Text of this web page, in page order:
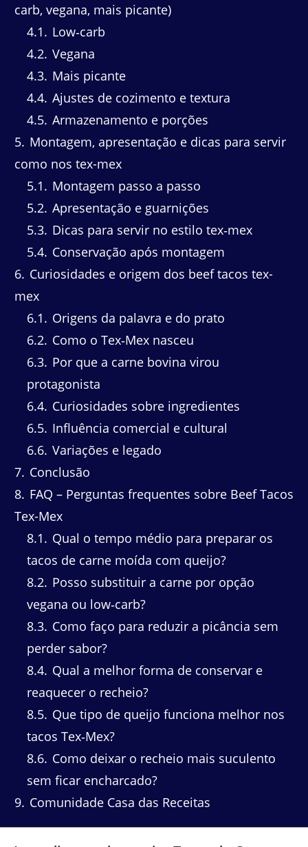
carb, vegana, mais picante)
4.1
Low‑carb
4.2 Vegana
4.3 Mais picante
4.4 Ajustes de cozimento e textura
4.5 Armazenamento e porções
5 Montagem, apresentação e dicas para servir
como nos tex-mex
5.1
Montagem passo a passo
5.2 Apresentação e guarnições
5.3 Dicas para servir no estilo tex‑mex
5.4 Conservação após montagem
6 Curiosidades e origem dos beef tacos tex-
mex
6.1
Origens da palavra e do prato
6.2 Como o Tex‑Mex nasceu
6.3 Por que a carne bovina virou
protagonista
6.4 Curiosidades sobre ingredientes
6.5 Influência comercial e cultural
6.6 Variações e legado
7 Conclusão
8 FAQ – Perguntas frequentes sobre Beef Tacos
Tex-Mex
8.1
Qual o tempo médio para preparar os
tacos de carne moída com queijo?
8.2 Posso substituir a carne por opção
vegana ou low‑carb?
8.3 Como faço para reduzir a picância sem
perder sabor?
8.4 Qual a melhor forma de conservar e
reaquecer o recheio?
8.5 Que tipo de queijo funciona melhor nos
tacos Tex‑Mex?
8.6 Como deixar o recheio mais suculento
sem ficar encharcado?
9 Comunidade Casa das Receitas